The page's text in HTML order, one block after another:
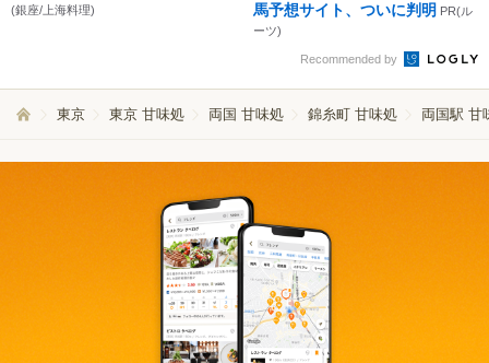
(銀座/上海料理)
馬予想サイト、ついに判明 PR(ル
ーツ)
Recommended by
東京 東京 甘味処 両国 甘味処 錦糸町 甘味処 両国駅 甘